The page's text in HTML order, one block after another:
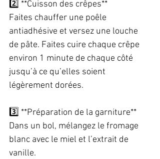
2️⃣ **Cuisson des crêpes**
Faites chauffer une poêle
antiadhésive et versez une louche
de pâte. Faites cuire chaque crêpe
environ 1 minute de chaque côté
jusqu’à ce qu’elles soient
légèrement dorées.
3️⃣ **Préparation de la garniture**
Dans un bol, mélangez le fromage
blanc avec le miel et l’extrait de
vanille.